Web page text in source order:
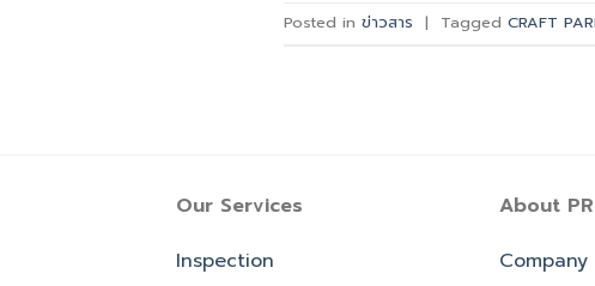
Posted in ข่าวสาร | Tagged CRAFT
Our Services
Inspection
About